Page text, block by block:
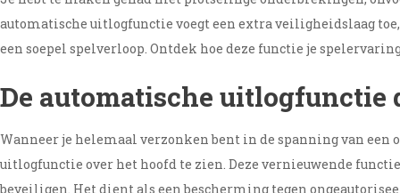
automatische uitlogfunctie voegt een extra veiligheidslaag
een soepel spelverloop. Ontdek hoe deze functie je
De automatische uitlogfunctie
Wanneer je helemaal verzonken bent in de spanning van
uitlogfunctie over het hoofd te zien. Deze vernieuwende
beveiligen. Het dient als een bescherming tegen